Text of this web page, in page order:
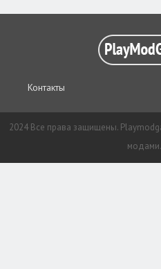
Контакты
2024 Все права защищены.
модами.